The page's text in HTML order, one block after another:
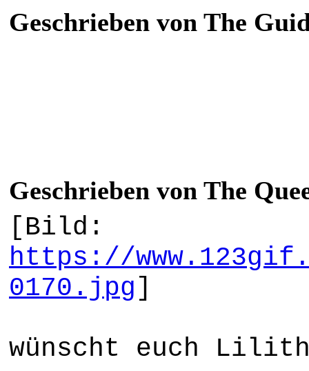
Geschrieben von The
Geschrieben von The
[Bild:
https://
0170.jpg]
wünscht euch